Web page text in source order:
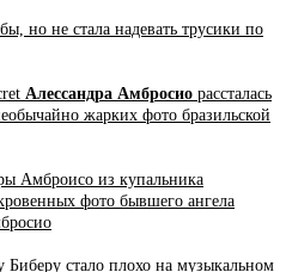
но не стала надевать трусики по
Алессандра Амбросио рассталась
жарких фото бразильской
Амброисо из купальника
фото бывшего ангела
стало плохо на музыкальном